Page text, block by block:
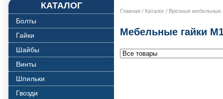
КАТАЛОГ
Болты
Гайки
Шайбы
Винты
Шпильки
Гвозди
Главная / Каталог / Врезные мебельные
Мебельные гайки